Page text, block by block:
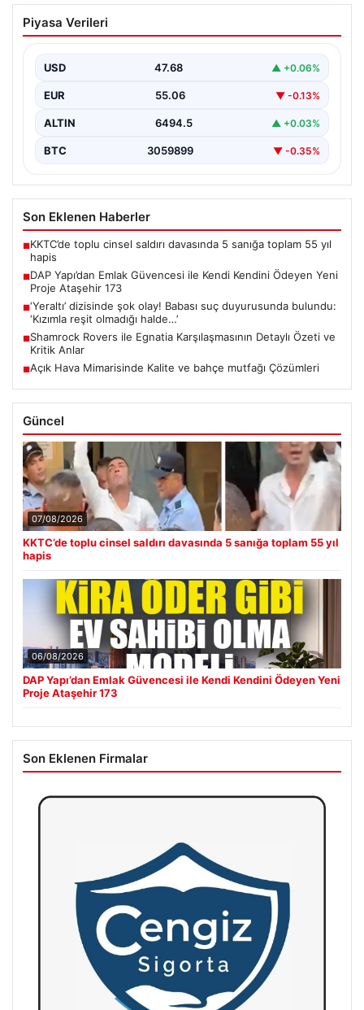
DAP Yapı’dan Emlak Güvencesi ile Kendi
Kendini Ödeyen Yeni Proje Ataşehir 173
çeken DAP Gayrimenkul Geliştirme, müşterilerine
sunduğu yeni yaşam modeliyle…
Piyasa Verileri
USD 47.68 ▲ +0.06%
EUR 55.06 ▼ -0.13%
ALTIN 6494.5 ▲ +0.03%
BTC 3059899 ▼ -0.35%
Son Eklenen Haberler
■KKTC’de toplu cinsel saldırı davasında 5 sanığa toplam 55 yıl
hapis
■DAP Yapı’dan Emlak Güvencesi ile Kendi Kendini Ödeyen Yeni
Proje Ataşehir 173
■‘Yeraltı’ dizisinde şok olay! Babası suç duyurusunda bulundu:
‘Kızımla reşit olmadığı halde…’
■Shamrock Rovers ile Egnatia Karşılaşmasının Detaylı Özeti ve
Kritik Anlar
■Açık Hava Mimarisinde Kalite ve bahçe mutfağı Çözümleri
Güncel
07/08/2026
KKTC’de toplu cinsel saldırı davasında 5 sanığa toplam 55 yıl
hapis
06/08/2026
DAP Yapı’dan Emlak Güvencesi ile Kendi Kendini Ödeyen Yeni
Proje Ataşehir 173
Son Eklenen Firmalar